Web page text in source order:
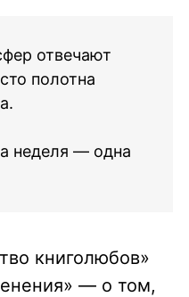
отвечают
полотна
неделя — одна
книголюбов»
— о том,